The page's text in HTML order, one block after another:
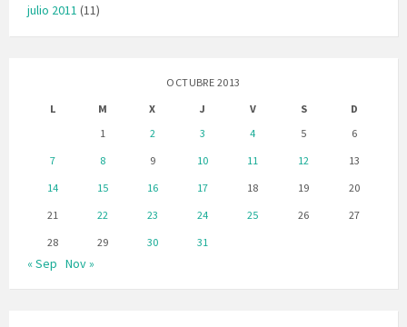
julio 2011 (11)
OCTUBRE 2013
L
M X J V S
D
1
2 3 4 5
6
7
8 9 10 11 12
13
14
15 16 17 18 19
20
21
22 23 24 25 26
27
28
29 30 31
« Sep Nov »